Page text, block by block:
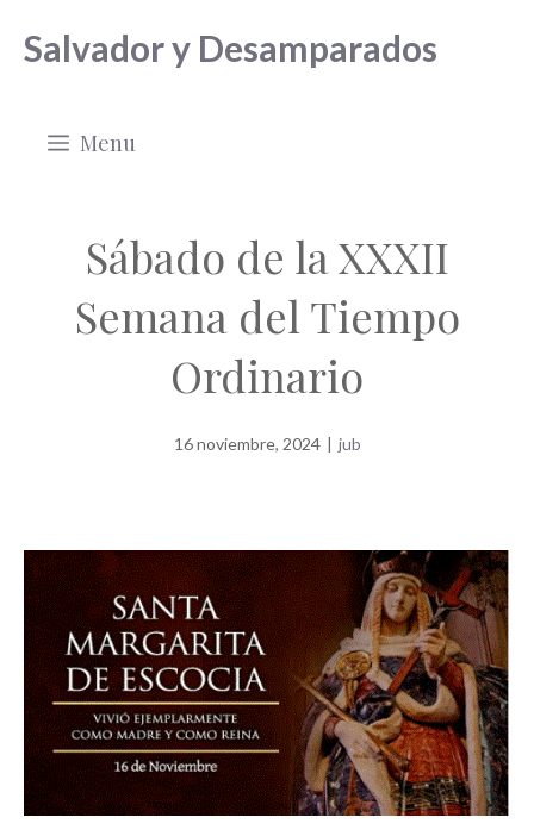
Salvador y Desamparados
Menu
Sábado de la XXXII
Semana del Tiempo
Ordinario
16 noviembre, 2024 | jub